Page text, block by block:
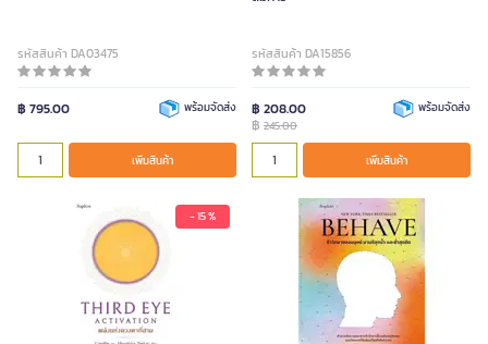
รหัสสินค้า DA03475
฿ 795.00 พร้อมจัดส่ง
เพิ่มสินค้า
รหัสสินค้า DA15856
฿ 208.00
฿ 245.00
พร้อมจัดส่ง
เพิ่มสินค้า
- 15 %